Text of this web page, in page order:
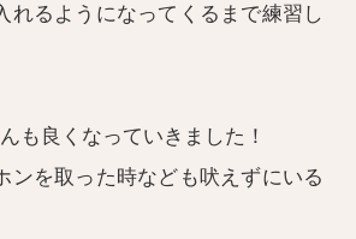
るようになってくるまで練習し
も良くなっていきました！
を取った時なども吠えずにいる